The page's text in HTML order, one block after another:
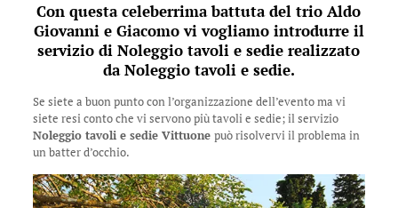
Con questa celeberrima battuta del trio Aldo
Giovanni e Giacomo vi vogliamo introdurre il
servizio di Noleggio tavoli e sedie realizzato
da Noleggio tavoli e sedie.
Se siete a buon punto con l’organizzazione dell’evento ma vi
siete resi conto che vi servono più tavoli e sedie; il servizio
Noleggio tavoli e sedie Vittuone può risolvervi il problema in
un batter d’occhio.